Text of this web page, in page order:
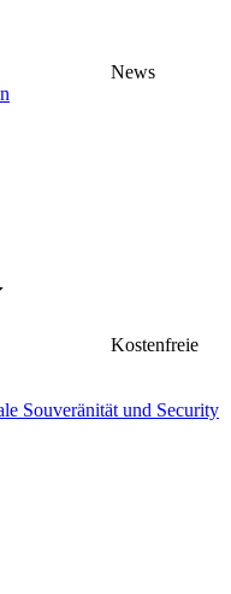
News
Kostenfreie
Souveränität und Security